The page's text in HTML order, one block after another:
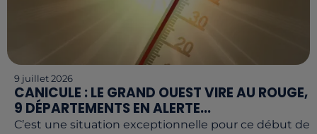
9 juillet 2026
CANICULE : LE GRAND OUEST VIRE AU ROUGE,
9 DÉPARTEMENTS EN ALERTE...
C’est une situation exceptionnelle pour ce début de